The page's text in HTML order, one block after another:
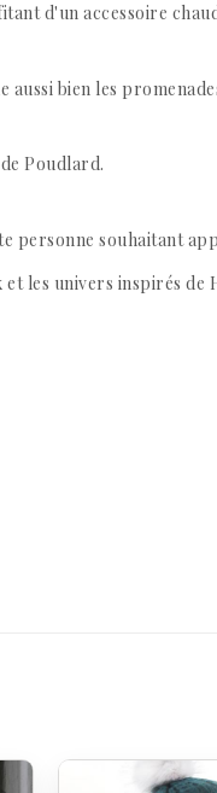
d'un accessoire
bien les
Poudlard.
souhaitant
et les univers inspirés de